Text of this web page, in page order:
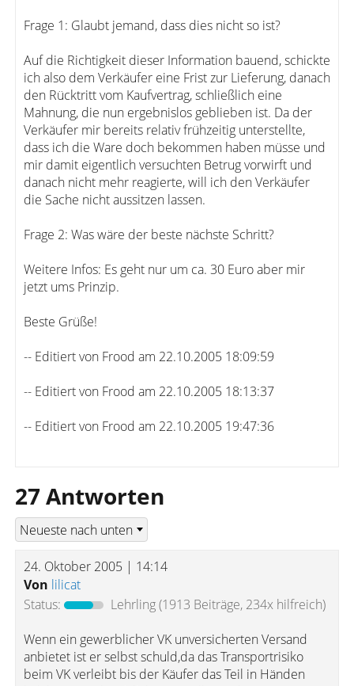
Frage 1: Glaubt jemand, dass dies nicht so ist?
Auf die Richtigkeit dieser Information bauend, schickte
ich also dem Verkäufer eine Frist zur Lieferung, danach
den Rücktritt vom Kaufvertrag, schließlich eine
Mahnung, die nun ergebnislos geblieben ist. Da der
Verkäufer mir bereits relativ frühzeitig unterstellte,
dass ich die Ware doch bekommen haben müsse und
mir damit eigentlich versuchten Betrug vorwirft und
danach nicht mehr reagierte, will ich den Verkäufer
die Sache nicht aussitzen lassen.
Frage 2: Was wäre der beste nächste Schritt?
Weitere Infos: Es geht nur um ca. 30 Euro aber mir
jetzt ums Prinzip.
Beste Grüße!
-- Editiert von Frood am 22.10.2005 18:09:59
-- Editiert von Frood am 22.10.2005 18:13:37
-- Editiert von Frood am 22.10.2005 19:47:36
27 Antworten
24. Oktober 2005 | 14:14
Von lilicat
Status:
Lehrling(1913 Beiträge, 234x hilfreich)
Wenn ein gewerblicher VK unversicherten Versand
anbietet ist er selbst schuld,da das Transportrisiko
beim VK verleibt bis der Käufer das Teil in Händen